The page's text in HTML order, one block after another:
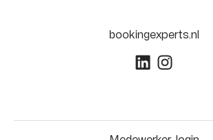
bookingexperts.nl